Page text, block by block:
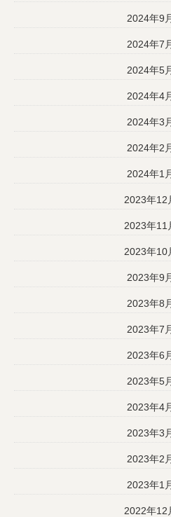
2024年9
2024年7
2024年5
2024年4
2024年3
2024年2
2024年1
2023年12
2023年11
2023年10
2023年9
2023年8
2023年7
2023年6
2023年5
2023年4
2023年3
2023年2
2023年1
2022年12